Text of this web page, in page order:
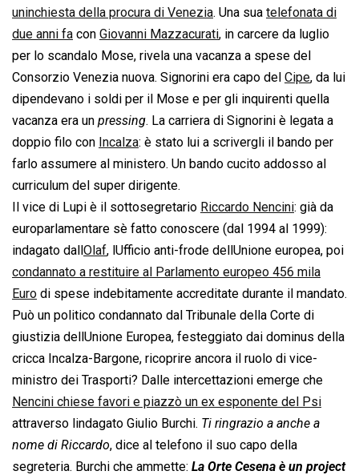
uninchiesta della procura di Venezia. Una sua telefonata di
due anni fa con Giovanni Mazzacurati, in carcere da luglio
per lo scandalo Mose, rivela una vacanza a spese del
Consorzio Venezia nuova. Signorini era capo del Cipe, da lui
dipendevano i soldi per il Mose e per gli inquirenti quella
vacanza era un  pressing. La carriera di Signorini è legata a
doppio filo con Incalza: è stato lui a scrivergli il bando per
farlo assumere al ministero. Un bando cucito addosso al
curriculum del super dirigente.
Il vice di Lupi è il sottosegretario Riccardo Nencini: già da
europarlamentare sè fatto conoscere (dal 1994 al 1999):
indagato dall Olaf, lUfficio anti-frode dellUnione europea, poi
condannato a restituire al Parlamento europeo 456 mila
Euro di spese indebitamente accreditate durante il mandato.
Può un politico condannato dal Tribunale della Corte di
giustizia dellUnione Europea, festeggiato dai dominus della
cricca Incalza-Bargone, ricoprire ancora il ruolo di vice-
ministro dei Trasporti? Dalle intercettazioni emerge che
Nencini chiese favori e piazzò un ex esponente del Psi
attraverso lindagato Giulio Burchi.  Ti ringrazio a anche a
nome di Riccardo, dice al telefono il suo capo della
segreteria. Burchi che ammette: La Orte Cesena è un project